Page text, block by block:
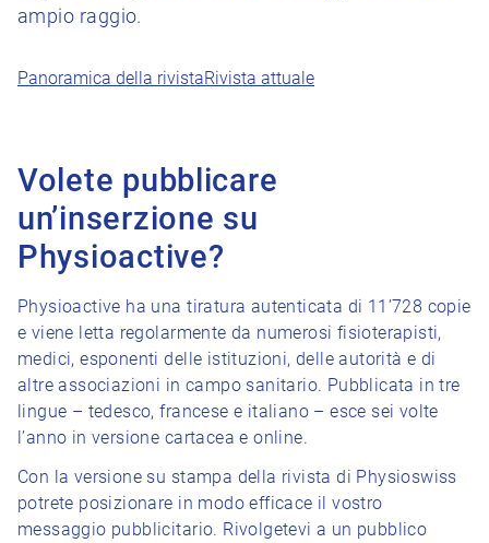
ampio raggio.
Panoramica della rivistaRivista attuale
Volete pubblicare
un’inserzione su
Physioactive?
Physioactive ha una tiratura autenticata di 11’728 copie
e viene letta regolarmente da numerosi fisioterapisti,
medici, esponenti delle istituzioni, delle autorità e di
altre associazioni in campo sanitario. Pubblicata in tre
lingue – tedesco, francese e italiano – esce sei volte
l’anno in versione cartacea e online.
Con la versione su stampa della rivista di Physioswiss
potrete posizionare in modo efficace il vostro
messaggio pubblicitario. Rivolgetevi a un pubblico